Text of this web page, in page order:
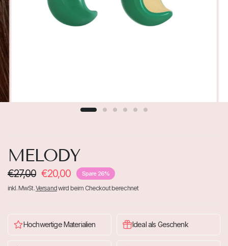
MELODY
€27,00 €20,00 Spare 26%
inkl. MwSt.Versandwird beim Checkout berechnet
Hochwertige Materialien Ideal als Geschenk